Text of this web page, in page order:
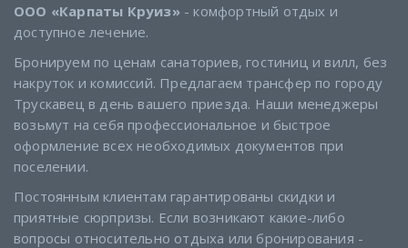
ООО «Карпаты Круиз» - комфортный отдых и
доступное лечение.
Бронируем по ценам санаториев, гостиниц и вилл, без
накруток и комиссий. Предлагаем трансфер по городу
Трускавец в день вашего приезда. Наши менеджеры
возьмут на себя профессиональное и быстрое
оформление всех необходимых документов при
поселении.
Постоянным клиентам гарантированы скидки и
приятные сюрпризы. Если возникают какие-либо
вопросы относительно отдыха или бронирования -